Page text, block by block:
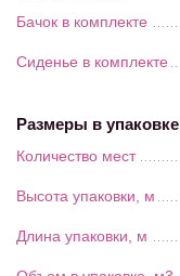
Бачок в комплекте
Сиденье в комплекте
Размеры в упаковке
Количество мест
Высота упаковки, м
Длина упаковки, м